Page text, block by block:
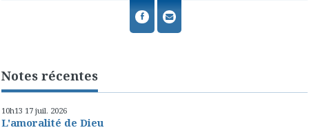
Notes récentes
10h13 17 juil. 2026
L'amoralité de Dieu